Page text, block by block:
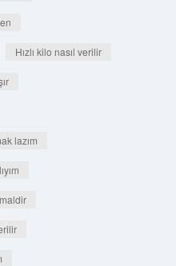
Hızlı kilo nasıl verilir
lazım